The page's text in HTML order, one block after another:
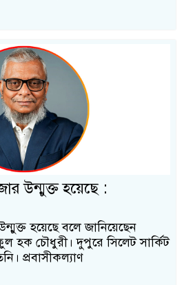
উন্মুক্ত হয়েছে :
হয়েছে বলে জানিয়েছেন
হক চৌধুরী। দুপুরে সিলেট সার্কিট
প্রবাসীকল্যাণ